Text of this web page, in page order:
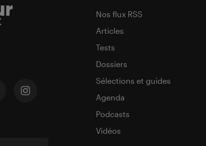
Nos flux RSS
Articles
Tests
Dossiers
Sélections et guides
Agenda
Podcasts
Vidéos